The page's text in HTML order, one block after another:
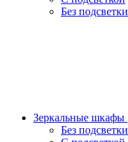
Без подсветки
Зеркальные шкафы
Без подсветки